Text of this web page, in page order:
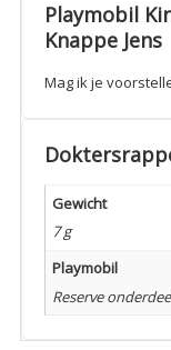
Playmobil
Knappe Jens
Mag ik je
Gewicht
7 g
Playmobil
Reserve